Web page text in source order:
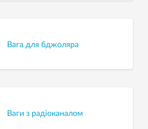
Вага для бджоляра
Ваги з радіоканалом